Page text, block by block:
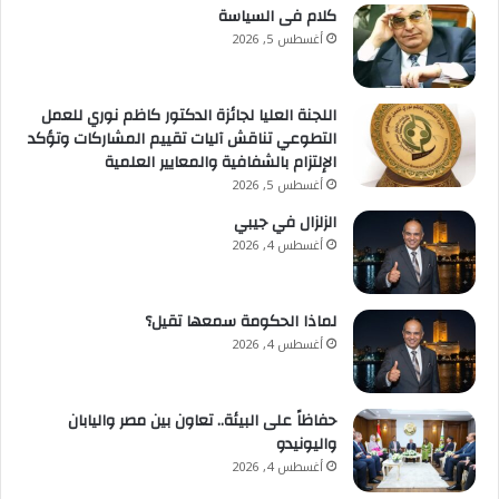
كلام فى السياسة
أغسطس 5, 2026
اللجنة العليا لجائزة الدكتور كاظم نوري للعمل
التطوعي تناقش آليات تقييم المشاركات وتؤكد
الإلتزام بالشفافية والمعايير العلمية
أغسطس 5, 2026
الزلزال في جيبي
أغسطس 4, 2026
لماذا الحكومة سمعها تقيل؟
أغسطس 4, 2026
حفاظاً على البيئة.. تعاون بين مصر واليابان
واليونيدو
أغسطس 4, 2026